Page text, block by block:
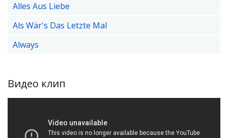
Alles Aus Liebe
Als Wär's Das Letzte Mal
Always
Видео клип